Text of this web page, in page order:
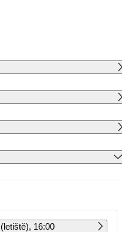
PÁ SO NE
16:00